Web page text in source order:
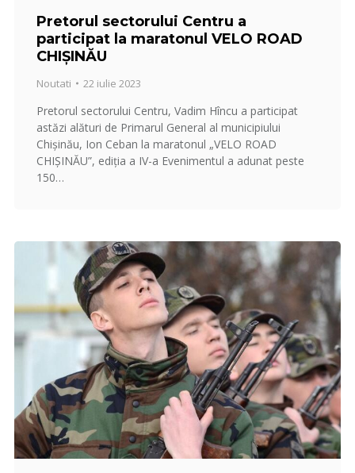
Pretorul sectorului Centru a
participat la maratonul VELO ROAD
CHIȘINĂU
Noutati 22 iulie 2023
Pretorul sectorului Centru, Vadim Hîncu a participat
astăzi alături de Primarul General al municipiului
Chișinău, Ion Ceban la maratonul „VELO ROAD
CHIȘINĂU”, ediția a IV-a Evenimentul a adunat peste
150…